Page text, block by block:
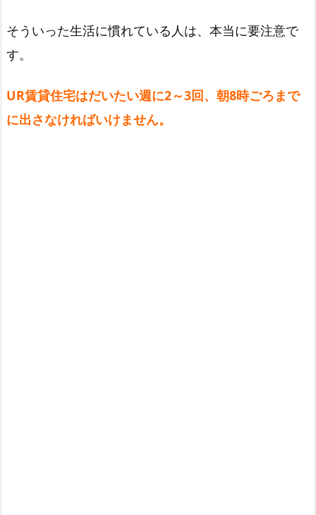
そういった生活に慣れている人は、本当に要注意で
す。
UR賃貸住宅はだいたい週に2～3回、朝8時ごろまで
に出さなければいけません。